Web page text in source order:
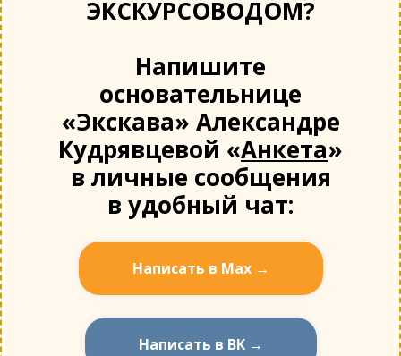
ЭКСКУРСОВОДОМ?
Напишите
основательнице
«Экскава» Александре
Кудрявцевой «Анкета»
в личные сообщения
в удобный чат:
Написать в Мах →
Написать в ВК →